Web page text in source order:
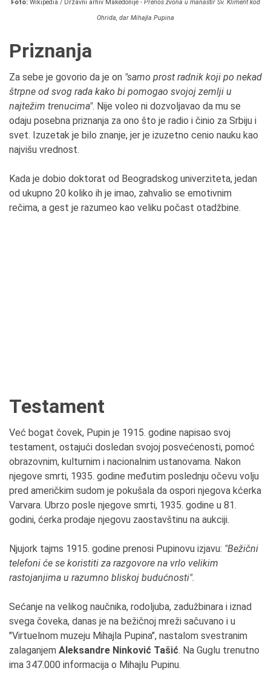
Foto: Wikipedia / Državni arhiv Makedonije - Prenos zvona u manastir Sv. Kliment kod
Ohrida, dar Mihajla Pupina
Priznanja
Za sebe je govorio da je on "samo prost radnik koji po nekad
štrpne od svog rada kako bi pomogao svojoj zemlji u
najtežim trenucima". Nije voleo ni dozvoljavao da mu se
odaju posebna priznanja za ono što je radio i činio za Srbiju i
svet. Izuzetak je bilo znanje, jer je izuzetno cenio nauku kao
najvišu vrednost.
Kada je dobio doktorat od Beogradskog univerziteta, jedan
od ukupno 20 koliko ih je imao, zahvalio se emotivnim
rečima, a gest je razumeo kao veliku počast otadžbine.
Testament
Već bogat čovek, Pupin je 1915. godine napisao svoj
testament, ostajući dosledan svojoj posvećenosti, pomoć
obrazovnim, kulturnim i nacionalnim ustanovama. Nakon
njegove smrti, 1935. godine međutim poslednju očevu volju
pred američkim sudom je pokušala da ospori njegova kćerka
Varvara. Ubrzo posle njegove smrti, 1935. godine u 81.
godini, ćerka prodaje njegovu zaostavštinu na aukciji.
Njujork tajms 1915. godine prenosi Pupinovu izjavu: "Bežični
telefoni će se koristiti za razgovore na vrlo velikim
rastojanjima u razumno bliskoj budućnosti".
Sećanje na velikog naučnika, rodoljuba, zadužbinara i iznad
svega čoveka, danas je na bežičnoj mreži sačuvano i u
"Virtuelnom muzeju Mihajla Pupina", nastalom svestranim
zalaganjem Aleksandre Ninković Tašić. Na Guglu trenutno
ima 347.000 informacija o Mihajlu Pupinu.